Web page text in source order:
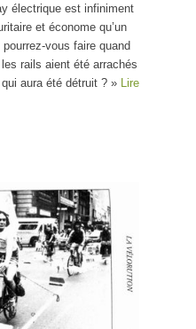
électrique est infiniment
et économe qu’un
vous faire quand
rails aient été arrachés
aura été détruit ? » Lire